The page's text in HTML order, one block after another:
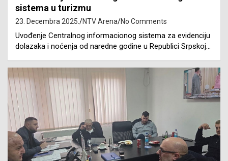
sistema u turizmu
23. Decembra 2025. NTV Arena No Comments
Uvođenje Centralnog informacionog sistema za evidenciju
dolazaka i noćenja od naredne godine u Republici Srpskoj…